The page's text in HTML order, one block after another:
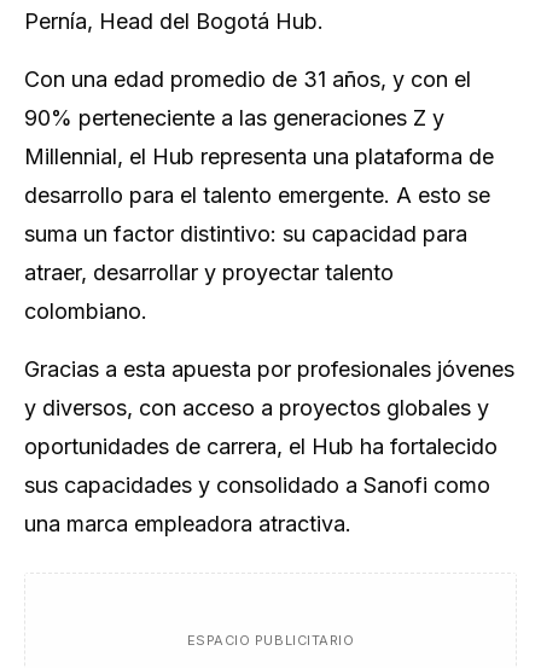
Pernía, Head del Bogotá Hub.
Con una edad promedio de 31 años, y con el
90% perteneciente a las generaciones Z y
Millennial, el Hub representa una plataforma de
desarrollo para el talento emergente. A esto se
suma un factor distintivo: su capacidad para
atraer, desarrollar y proyectar talento
colombiano.
Gracias a esta apuesta por profesionales jóvenes
y diversos, con acceso a proyectos globales y
oportunidades de carrera, el Hub ha fortalecido
sus capacidades y consolidado a Sanofi como
una marca empleadora atractiva.
ESPACIO PUBLICITARIO